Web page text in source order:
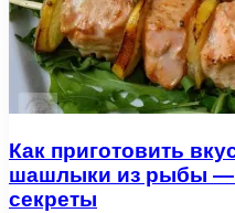
Как приготовить
шашлыки из рыбы —
секреты